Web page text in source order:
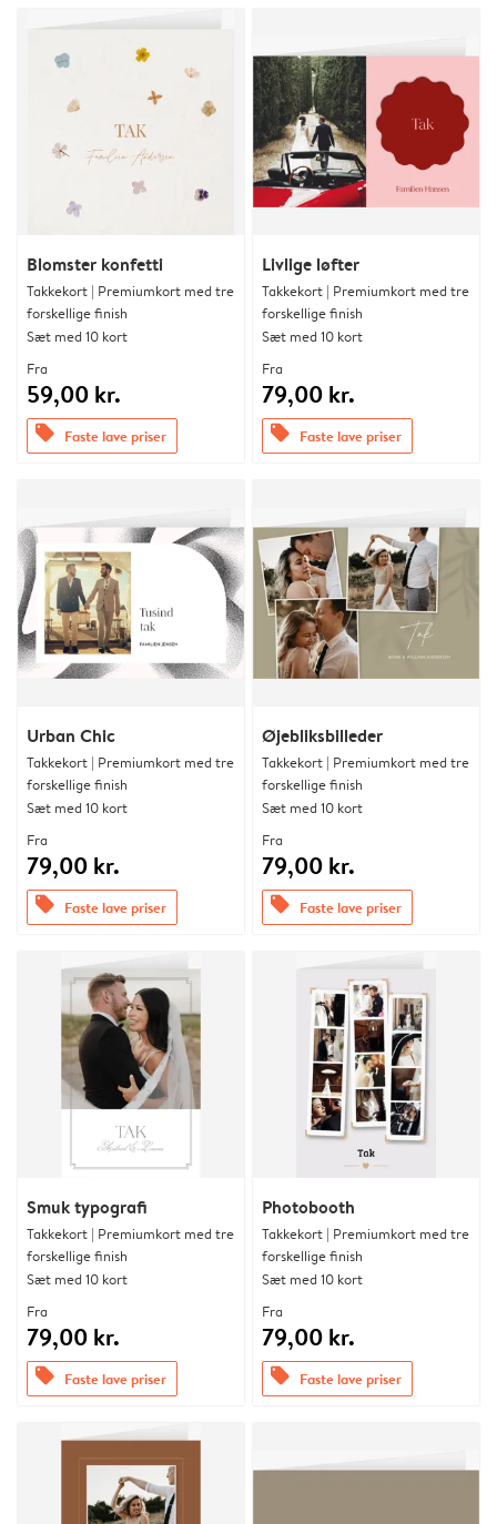
Blomster konfetti
Takkekort | Premiumkort med tre
forskellige finish
Sæt med 10 kort
Fra
59,00 kr.
offers Faste lave priser
Livlige løfter
Takkekort | Premiumkort med tre
forskellige finish
Sæt med 10 kort
Fra
79,00 kr.
offers Faste lave priser
Urban Chic
Takkekort | Premiumkort med tre
forskellige finish
Sæt med 10 kort
Fra
79,00 kr.
offers Faste lave priser
Øjebliksbilleder
Takkekort | Premiumkort med tre
forskellige finish
Sæt med 10 kort
Fra
79,00 kr.
offers Faste lave priser
Smuk typografi
Takkekort | Premiumkort med tre
forskellige finish
Sæt med 10 kort
Fra
79,00 kr.
offers Faste lave priser
Photobooth
Takkekort | Premiumkort med tre
forskellige finish
Sæt med 10 kort
Fra
79,00 kr.
offers Faste lave priser